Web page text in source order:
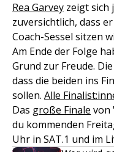
Rea Garvey zeigt sich
zuversichtlich, dass
Coach-Sessel sitzen
Am Ende der Folge
Grund zur Freude.
dass die beiden ins
sollen. Alle
Das große Finale von
du kommenden
Uhr in SAT.1 und im